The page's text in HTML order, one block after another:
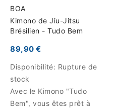
BOA
Kimono de Jiu-Jitsu
Brésilien - Tudo Bem
89,90 €
Disponibilité: Rupture de
stock
Avec le Kimono "Tudo
Bem", vous êtes prêt à